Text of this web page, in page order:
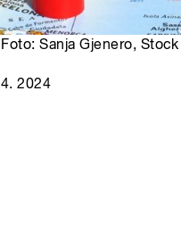
Sanja Gjenero,
2024